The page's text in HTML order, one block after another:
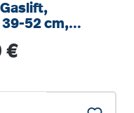
52 cm,
€